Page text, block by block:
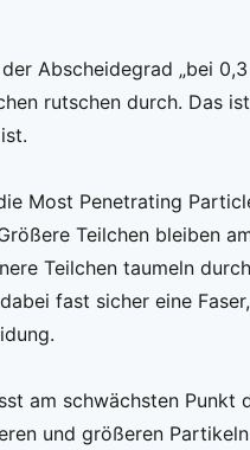
Abscheidegrad „bei
rutschen durch. Das
Most Penetrating
Teilchen bleiben
Teilchen taumeln
fast sicher eine
am schwächsten Punkt
und größeren